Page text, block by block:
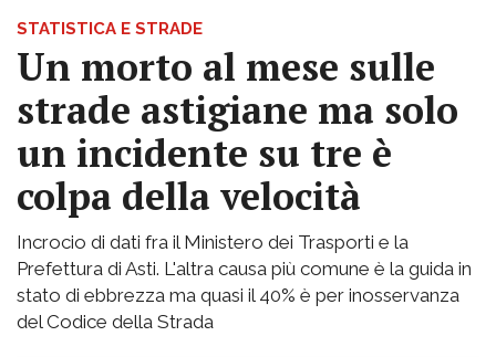
STATISTICA E STRADE
Un morto al mese sulle
strade astigiane ma solo
un incidente su tre è
colpa della velocità
Incrocio di dati fra il Ministero dei Trasporti e la
Prefettura di Asti. L'altra causa più comune è la guida in
stato di ebbrezza ma quasi il 40% è per inosservanza
del Codice della Strada